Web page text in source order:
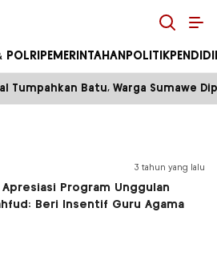
POLRI PEMERINTAHAN POLITIK
Batu, Warga Sumawe
3 tahun yang lalu
Apresiasi Program Unggulan
Beri Insentif Guru Agama